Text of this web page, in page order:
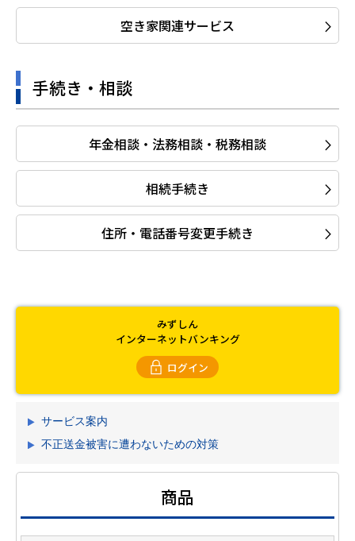
空き家関連サービス
手続き・相談
年金相談・法務相談・税務相談
相続手続き
住所・電話番号変更手続き
みずしん
インターネットバンキング
ログイン
サービス案内
不正送金被害に遭わないための対策
商品